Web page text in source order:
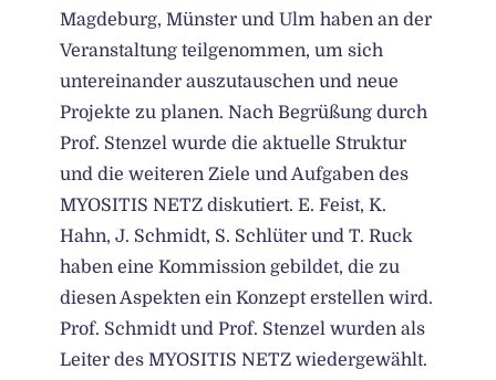
Magdeburg, Münster und Ulm haben an der
Veranstaltung teilgenommen, um sich
untereinander auszutauschen und neue
Projekte zu planen. Nach Begrüßung durch
Prof. Stenzel wurde die aktuelle Struktur
und die weiteren Ziele und Aufgaben des
MYOSITIS NETZ diskutiert. E. Feist, K.
Hahn, J. Schmidt, S. Schlüter und T. Ruck
haben eine Kommission gebildet, die zu
diesen Aspekten ein Konzept erstellen wird.
Prof. Schmidt und Prof. Stenzel wurden als
Leiter des MYOSITIS NETZ wiedergewählt.